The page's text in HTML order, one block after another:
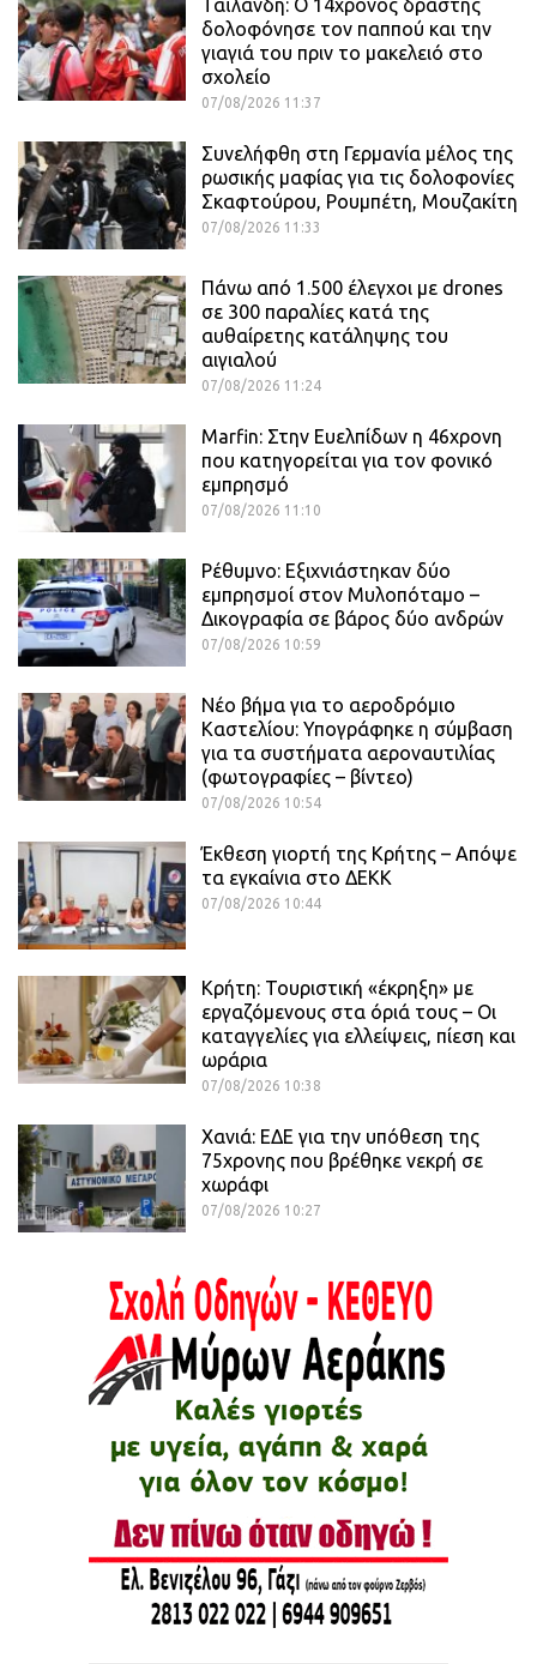
Ταϊλάνδη: Ο 14χρονος δράστης
δολοφόνησε τον παππού και την
γιαγιά του πριν το μακελειό στο
σχολείο
07/08/2026 11:37
Συνελήφθη στη Γερμανία μέλος της
ρωσικής μαφίας για τις δολοφονίες
Σκαφτούρου, Ρουμπέτη, Μουζακίτη
07/08/2026 11:33
Πάνω από 1.500 έλεγχοι με drones
σε 300 παραλίες κατά της
αυθαίρετης κατάληψης του
αιγιαλού
07/08/2026 11:24
Marfin: Στην Ευελπίδων η 46χρονη
που κατηγορείται για τον φονικό
εμπρησμό
07/08/2026 11:10
Ρέθυμνο: Εξιχνιάστηκαν δύο
εμπρησμοί στον Μυλοπόταμο –
Δικογραφία σε βάρος δύο ανδρών
07/08/2026 10:59
Νέο βήμα για το αεροδρόμιο
Καστελίου: Υπογράφηκε η σύμβαση
για τα συστήματα αεροναυτιλίας
(φωτογραφίες – βίντεο)
07/08/2026 10:54
Έκθεση γιορτή της Κρήτης – Απόψε
τα εγκαίνια στο ΔΕΚΚ
07/08/2026 10:44
Κρήτη: Τουριστική «έκρηξη» με
εργαζόμενους στα όριά τους – Οι
καταγγελίες για ελλείψεις, πίεση και
ωράρια
07/08/2026 10:38
Χανιά: ΕΔΕ για την υπόθεση της
75χρονης που βρέθηκε νεκρή σε
χωράφι
07/08/2026 10:27